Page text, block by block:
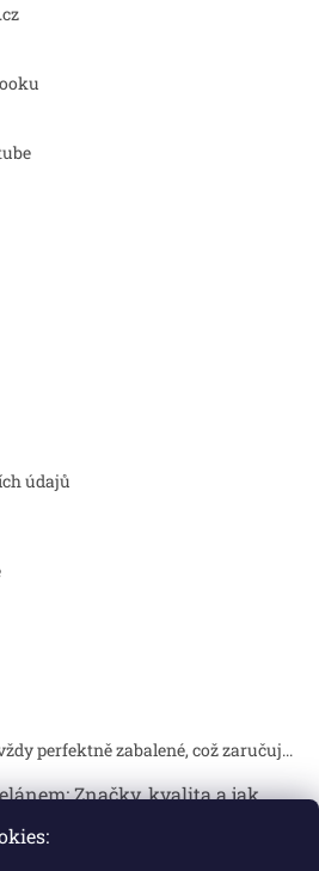
údajů
perfektně zabalené, což zaručuj...
Značky, kvalita a jak